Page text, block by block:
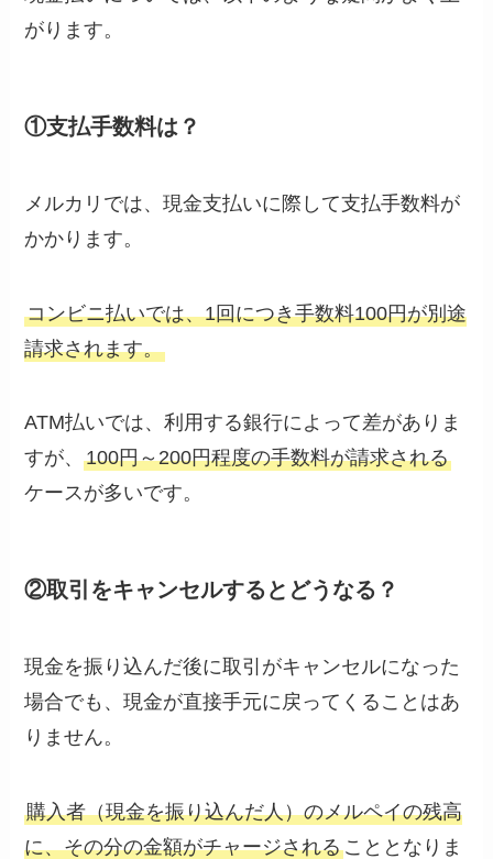
がります。
①支払手数料は？
メルカリでは、現金支払いに際して支払手数料が
かかります。
コンビニ払いでは、1回につき手数料100円が別途
請求されます。
ATM払いでは、利用する銀行によって差がありま
すが、100円～200円程度の手数料が請求される
ケースが多いです。
②取引をキャンセルするとどうなる？
現金を振り込んだ後に取引がキャンセルになった
場合でも、現金が直接手元に戻ってくることはあ
りません。
購入者（現金を振り込んだ人）のメルペイの残高
に、その分の金額がチャージされることとなりま